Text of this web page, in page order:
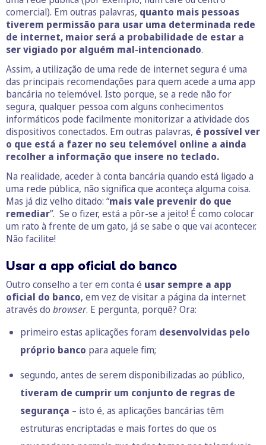
comercial). Em outras palavras, quanto mais pessoas
tiverem permissão para usar uma determinada rede
de internet, maior será a probabilidade de estar a
ser vigiado por alguém mal-intencionado.
Assim, a utilização de uma rede de internet segura é uma
das principais recomendações para quem acede a uma app
bancária no telemóvel. Isto porque, se a rede não for
segura, qualquer pessoa com alguns conhecimentos
informáticos pode facilmente monitorizar a atividade dos
dispositivos conectados. Em outras palavras, é possível ver
o que está a fazer no seu telemóvel online a ainda
recolher a informação que insere no teclado.
Na realidade, aceder à conta bancária quando está ligado a
uma rede pública, não significa que aconteça alguma coisa.
Mas já diz velho ditado: “mais vale prevenir do que
remediar”. Se o fizer, está a pôr-se a jeito! É como colocar
um rato à frente de um gato, já se sabe o que vai acontecer.
Não facilite!
Usar a app oficial do banco
Outro conselho a ter em conta é usar sempre a app
oficial do banco, em vez de visitar a página da internet
através do browser. E pergunta, porquê? Ora:
primeiro estas aplicações foram desenvolvidas pelo
próprio banco para aquele fim;
segundo, antes de serem disponibilizadas ao público,
tiveram de cumprir um conjunto de regras de
segurança – isto é, as aplicações bancárias têm
estruturas encriptadas e mais fortes do que os